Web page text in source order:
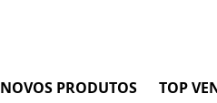
NOVOS PRODUTOS TOP